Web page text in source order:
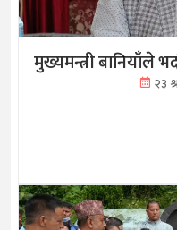
मुख्यमन्त्री बानियाँले
२३